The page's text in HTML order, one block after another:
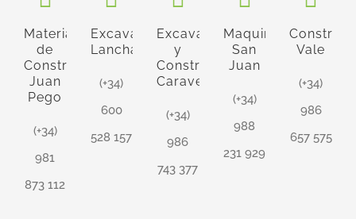
Materiales
de
Construcción
Juan
Pego
(+34)
981
873 112
Excavaciones
Lancha
(+34)
600
528 157
Excavaciones
y
Construcciones
Caravel
(+34)
986
743 377
Maquinaria
San
Juan
(+34)
988
231 929
Vale
(+34)
986
657 575